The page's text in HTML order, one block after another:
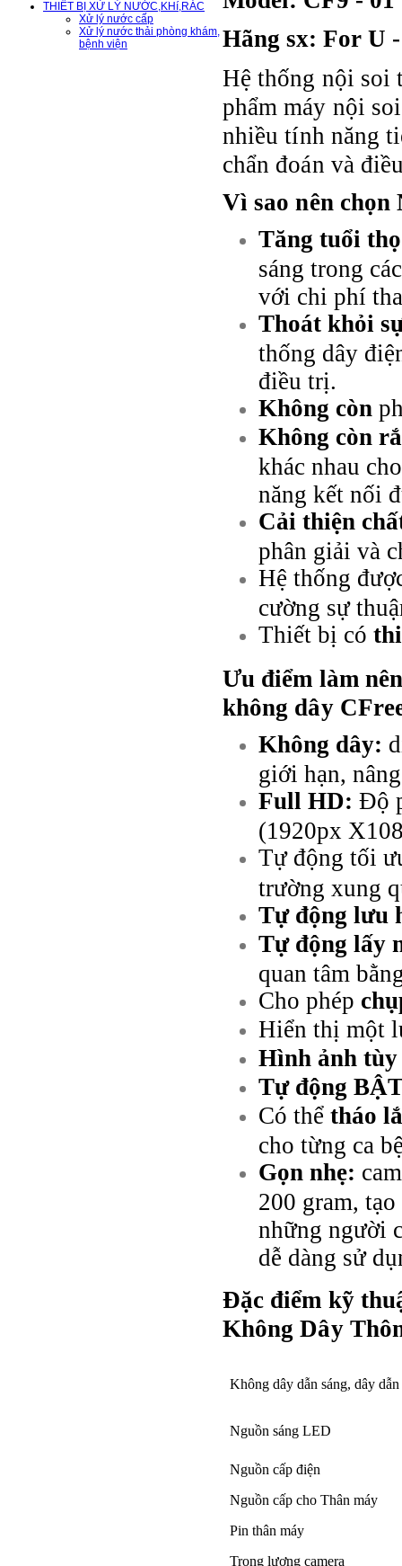
THIẾT BỊ XỬ LÝ NƯỚC,KHí,RÁC
Xử lý nước cấp
Xử lý nước thải phòng khám,
bệnh viện
Hãng sx: For U
Hệ thống nội soi
phẩm máy nội
nhiều tính năng
chẩn đoán và
Vì sao nên chọn
Tăng tuổi thọ
sáng trong
với chi phí
Thoát khỏi
thống dây
điều trị.
Không còn
Không còn
khác nhau
năng kết nối
Cải thiện
phân giải và
Hệ thống
cường sự
Thiết bị có
Ưu điểm làm
không dây
Không dây:
giới hạn,
Full HD: Độ
(1920px
Tự động tối
trường xung
Tự động lưu
Tự động lấy
quan tâm
Cho phép
Hiển thị một
Hình ảnh
Tự động
Có thể tháo
cho từng ca
Gọn nhẹ:
200 gram,
những người
dễ dàng sử
Đặc điểm kỹ
Không Dây
Không dây dẫn sáng, dây
Nguồn sáng LED
Nguồn cấp điện
Nguồn cấp cho Thân máy
Pin thân máy
Trọng lượng camera